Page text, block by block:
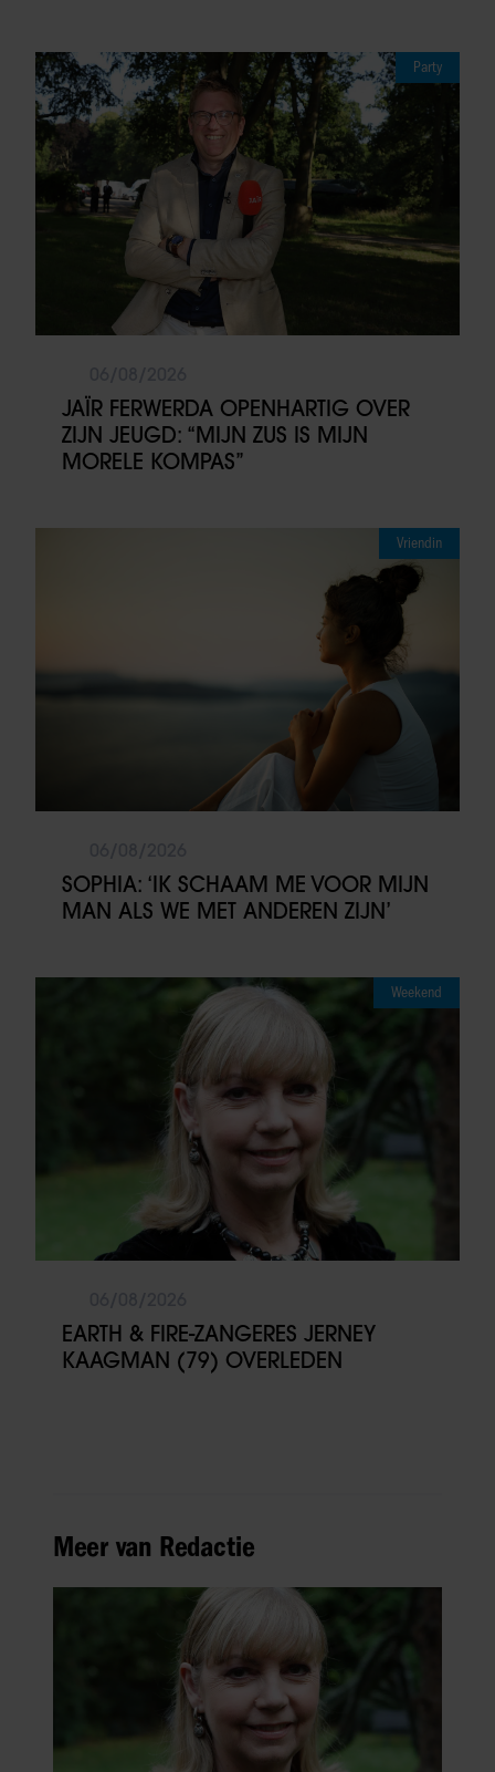
Party
JAÏR FERWERDA OPENHARTIG OVER
ZIJN JEUGD: “MIJN ZUS IS MIJN
MORELE KOMPAS”
Vriendin
SOPHIA: ‘IK SCHAAM ME VOOR MIJN
MAN ALS WE MET ANDEREN ZIJN’
Weekend
EARTH & FIRE-ZANGERES JERNEY
KAAGMAN (79) OVERLEDEN
Meer van Redactie